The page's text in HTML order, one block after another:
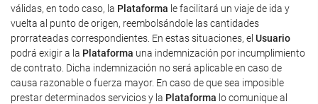
válidas, en todo caso, la Plataforma le facilitará un viaje de ida y
vuelta al punto de origen, reembolsándole las cantidades
prorrateadas correspondientes. En estas situaciones, el Usuario
podrá exigir a la Plataforma una indemnización por incumplimiento
de contrato. Dicha indemnización no será aplicable en caso de
causa razonable o fuerza mayor. En caso de que sea imposible
prestar determinados servicios y la Plataforma lo comunique al